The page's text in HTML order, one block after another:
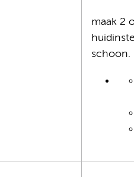
maak 2
schoon.